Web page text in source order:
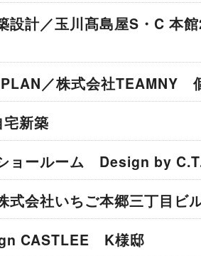
設計／玉川髙島屋S・C 本
／株式会社TEAMNY
新築
ョールーム Design by
式会社いちご本郷三丁目ビ
CASTLEE K様邸